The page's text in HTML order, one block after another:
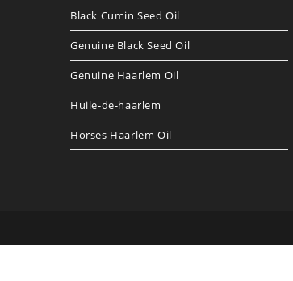
Black Cumin Seed Oil
Genuine Black Seed Oil
Genuine Haarlem Oil
Huile-de-haarlem
Horses Haarlem Oil